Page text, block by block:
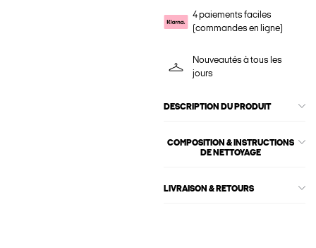
4 paiements faciles
(commandes en ligne)
Nouveautés à tous les
jours
DESCRIPTION DU PRODUIT
COMPOSITION & INSTRUCTIONS
DE NETTOYAGE
LIVRAISON & RETOURS